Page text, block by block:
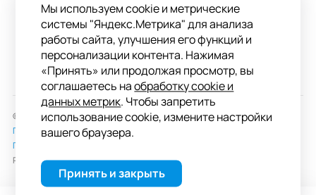
+7 495 744-07-03
Колл-центр работает до 20:00
ул. Сосенский Стан, д. 8, п. Коммунарка
вн.тер.г. поселение Сосенское, Москва
© 2026 ГБУЗ «ММКЦ «Коммунарка» ДЗМ»
Пользовательское соглашение
Политика обработки персональных данных
Разработка сайта —студия «Сибирикс»
Мы используем cookie и метрические
системы "Яндекс.Метрика" для анализа
работы сайта, улучшения его функций и
персонализации контента. Нажимая
«Принять» или продолжая просмотр, вы
соглашаетесь наобработку cookie и
данных метрик. Чтобы запретить
использование cookie, измените настройки
вашего браузера.
Принять и закрыть